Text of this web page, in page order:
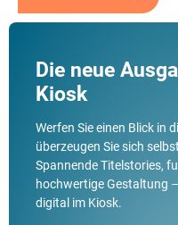
Die neue
Kiosk
Werfen Sie einen Blick in
überzeugen Sie sich
Spannende Titelstories,
hochwertige Gestaltung
digital im Kiosk.